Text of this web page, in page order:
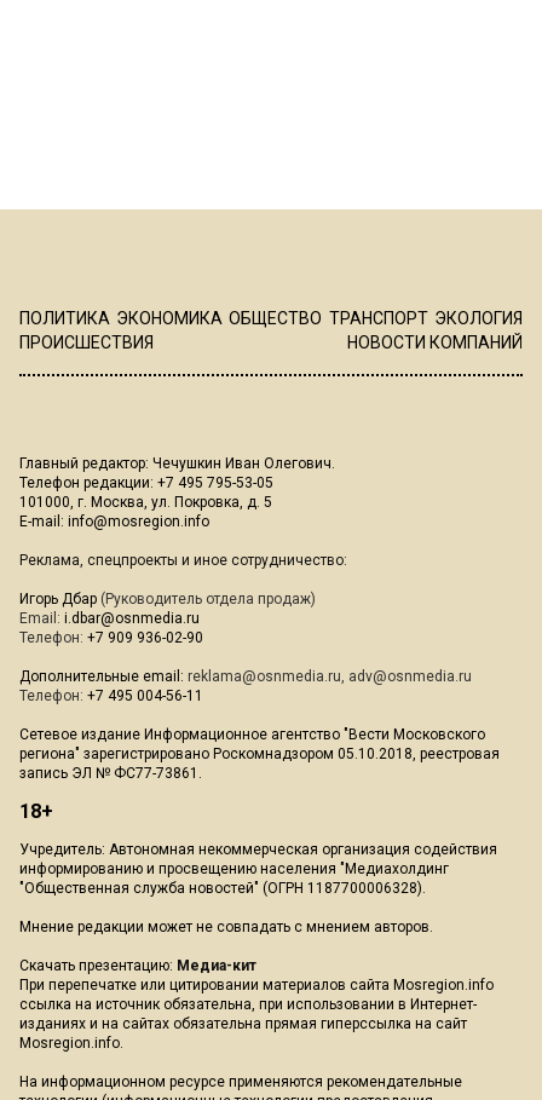
ПОЛИТИКА ЭКОНОМИКА ОБЩЕСТВО ТРАНСПОРТ ЭКОЛОГИЯ
ПРОИСШЕСТВИЯ
НОВОСТИ КОМПАНИЙ
Главный редактор: Чечушкин Иван Олегович.
Телефон редакции: +7 495 795-53-05
101000, г. Москва, ул. Покровка, д. 5
E-mail: info@mosregion.info
Реклама, спецпроекты и иное сотрудничество:
Игорь Дбар (Руководитель отдела продаж)
Email: i.dbar@osnmedia.ru
Телефон: +7 909 936-02-90
Дополнительные email: reklama@osnmedia.ru, adv@osnmedia.ru
Телефон: +7 495 004-56-11
Сетевое издание Информационное агентство "Вести Московского
региона" зарегистрировано Роскомнадзором 05.10.2018, реестровая
запись ЭЛ № ФС77-73861.
18+
Учредитель: Автономная некоммерческая организация содействия
информированию и просвещению населения "Медиахолдинг
"Общественная служба новостей" (ОГРН 1187700006328).
Мнение редакции может не совпадать с мнением авторов.
Скачать презентацию: Медиа-кит
При перепечатке или цитировании материалов сайта Mosregion.info
ссылка на источник обязательна, при использовании в Интернет-
изданиях и на сайтах обязательна прямая гиперссылка на сайт
Mosregion.info.
На информационном ресурсе применяются рекомендательные